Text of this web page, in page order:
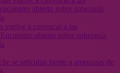
vuelve a convocar a las
abierto sobre soberanía